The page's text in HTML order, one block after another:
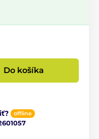
Do košíka
offline